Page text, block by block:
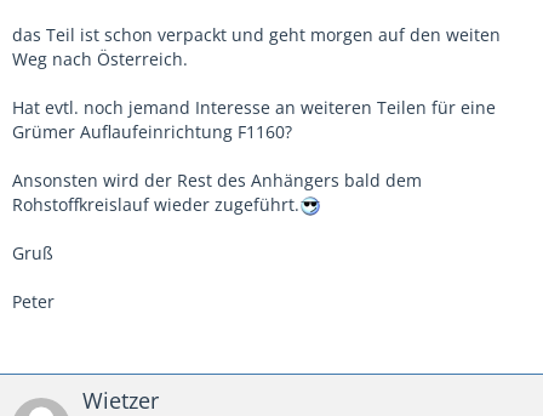
das Teil ist schon verpackt und geht morgen auf den weiten
Weg nach Österreich.
Hat evtl. noch jemand Interesse an weiteren Teilen für eine
Grümer Auflaufeinrichtung F1160?
Ansonsten wird der Rest des Anhängers bald dem
Rohstoffkreislauf wieder zugeführt.
Gruß
Peter
Wietzer